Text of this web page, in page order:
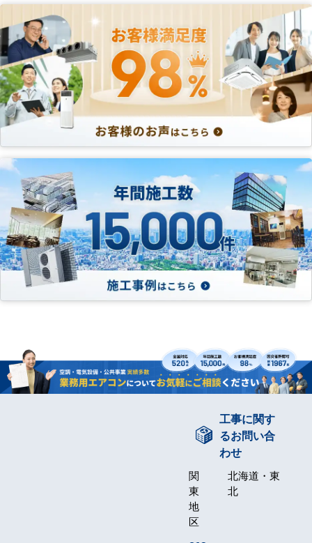
工事に関す
るお問い合
わせ
関
東
地
区
北海道・東
北